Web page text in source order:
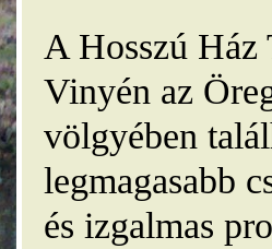
A Hosszú Ház
Vinyén az
völgyében
legmagasabb
és izgalmas